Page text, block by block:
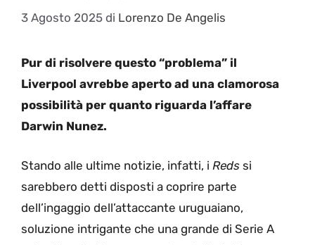
3 Agosto 2025 di Lorenzo De Angelis
Pur di risolvere questo “problema” il
Liverpool avrebbe aperto ad una clamorosa
possibilità per quanto riguarda l’affare
Darwin Nunez.
Stando alle ultime notizie, infatti, i Reds si
sarebbero detti disposti a coprire parte
dell’ingaggio dell’attaccante uruguaiano,
soluzione intrigante che una grande di Serie A